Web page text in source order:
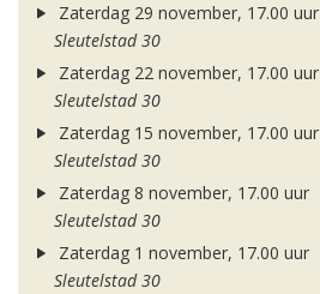
Zaterdag 29 november, 17.00 uur
Sleutelstad 30
Zaterdag 22 november, 17.00 uur
Sleutelstad 30
Zaterdag 15 november, 17.00 uur
Sleutelstad 30
Zaterdag 8 november, 17.00 uur
Sleutelstad 30
Zaterdag 1 november, 17.00 uur
Sleutelstad 30